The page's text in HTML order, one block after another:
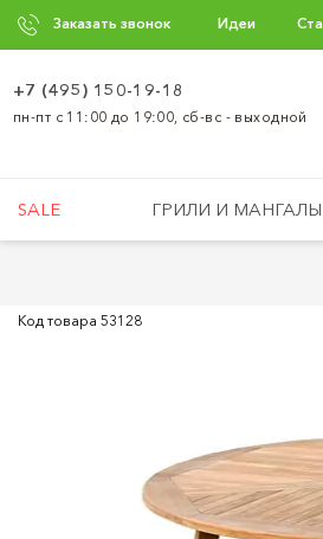
Заказать звонок Идеи
+7 (495) 150-19-18
пн-пт с 11:00 до 19:00, сб-вс - выходной
SALE ГРИЛИ И МАНГАЛЫ
Код товара 53128